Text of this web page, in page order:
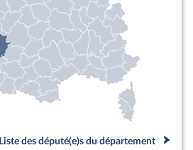
Liste des député(e)s du département